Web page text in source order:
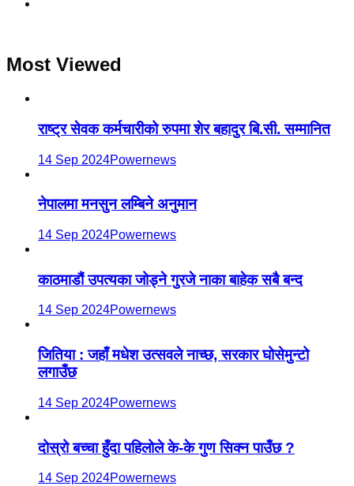
Most Viewed
राष्ट्र सेवक कर्मचारीको रुपमा शेर बहादुर बि.सी. सम्मानित
14 Sep 2024Powernews
नेपालमा मनसुन लम्बिने अनुमान
14 Sep 2024Powernews
काठमाडौं उपत्यका जोड्ने गुरजे नाका बाहेक सबै बन्द
14 Sep 2024Powernews
जितिया : जहाँ मधेश उत्सवले नाच्छ, सरकार घोसेमुन्टो
लगाउँछ
14 Sep 2024Powernews
दोस्रो बच्चा हुँदा पहिलोले के-के गुण सिक्न पाउँछ ?
14 Sep 2024Powernews